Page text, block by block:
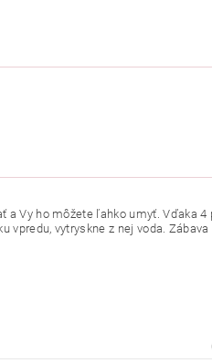
a Vy ho môžete ľahko umyť. Vďaka
vpredu, vytryskne z nej voda.